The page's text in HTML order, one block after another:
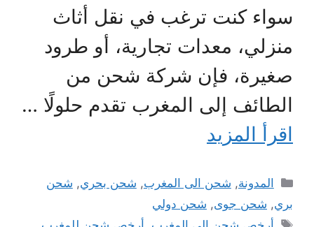
سواء كنت ترغب في نقل أثاث
منزلي، معدات تجارية، أو طرود
صغيرة، فإن شركة شحن من
الطائف إلى المغرب تقدم حلولًا …
اقرأ المزيد
التصنيفات
المدونة, شحن الى المغرب, شحن بحري, شحن
بري, شحن جوى, شحن دولي
الوسوم